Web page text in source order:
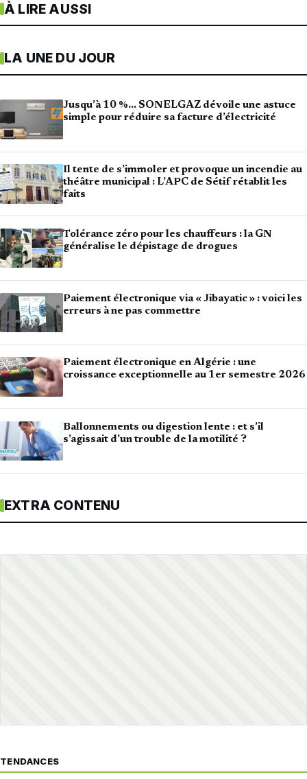
À LIRE AUSSI
LA UNE DU JOUR
Jusqu’à 10 %… SONELGAZ dévoile une astuce
simple pour réduire sa facture d’électricité
Il tente de s’immoler et provoque un incendie au
théâtre municipal : L’APC de Sétif rétablit les
faits
Tolérance zéro pour les chauffeurs : la GN
généralise le dépistage de drogues
Paiement électronique via « Jibayatic » : voici les
erreurs à ne pas commettre
Paiement électronique en Algérie : une
croissance exceptionnelle au 1er semestre 2026
Ballonnements ou digestion lente : et s’il
s’agissait d’un trouble de la motilité ?
EXTRA CONTENU
TENDANCES